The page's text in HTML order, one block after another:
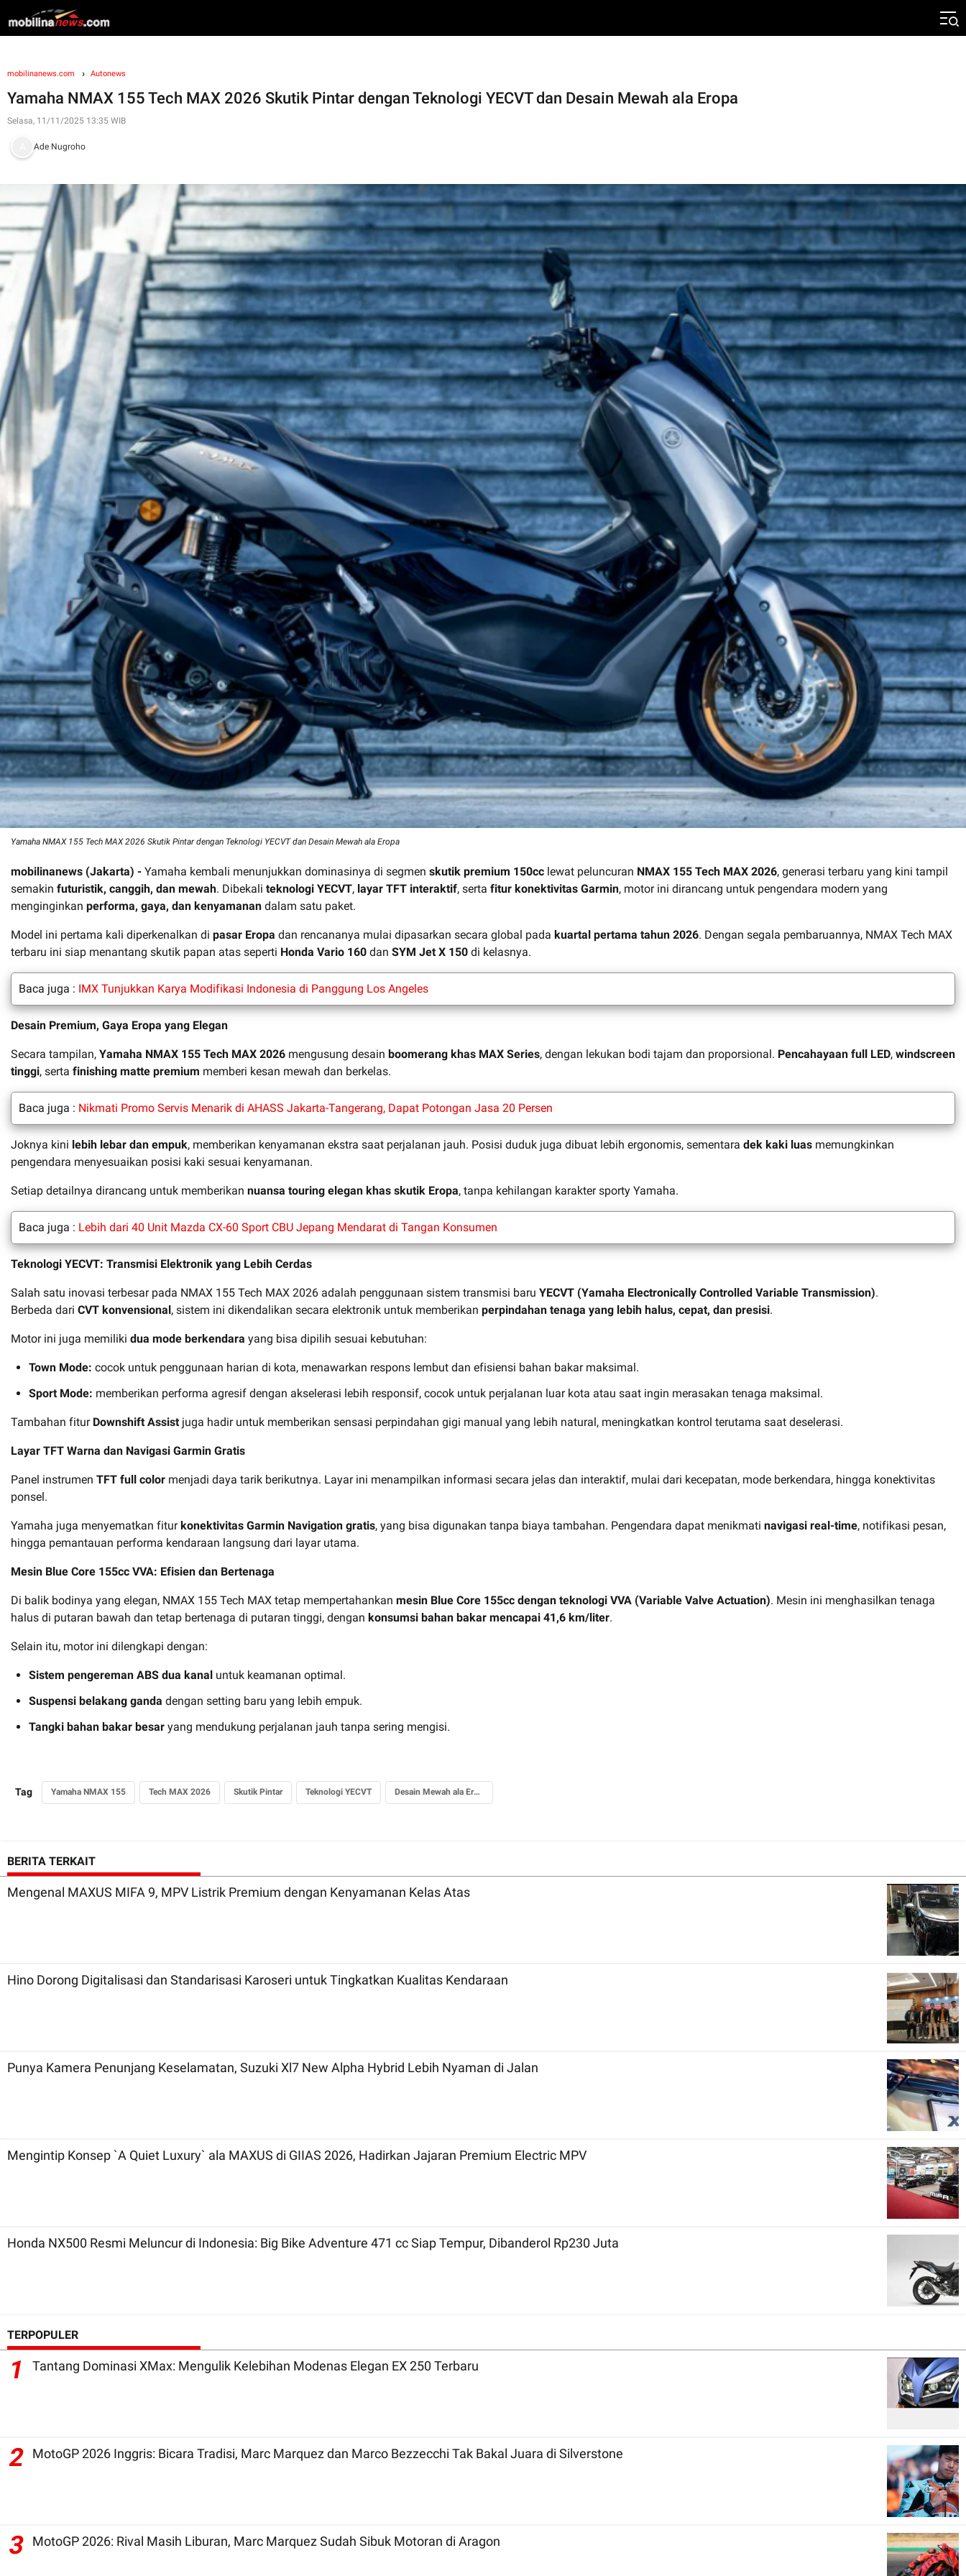
mobilinanews.com Autonews
Yamaha NMAX 155 Tech MAX 2026 Skutik Pintar dengan Teknologi YECVT dan Desain Mewah ala Eropa
Selasa, 11/11/2025 13:35 WIB
Ade Nugroho
Yamaha NMAX 155 Tech MAX 2026 Skutik Pintar dengan Teknologi YECVT dan Desain Mewah ala Eropa
mobilinanews (Jakarta) - Yamaha kembali menunjukkan dominasinya di segmen skutik premium 150cc lewat peluncuran NMAX 155 Tech MAX 2026, generasi terbaru yang kini tampil
semakin futuristik, canggih, dan mewah. Dibekali teknologi YECVT, layar TFT interaktif, serta fitur konektivitas Garmin, motor ini dirancang untuk pengendara modern yang
menginginkan performa, gaya, dan kenyamanan dalam satu paket.
Model ini pertama kali diperkenalkan di pasar Eropa dan rencananya mulai dipasarkan secara global pada kuartal pertama tahun 2026. Dengan segala pembaruannya, NMAX Tech MAX
terbaru ini siap menantang skutik papan atas seperti Honda Vario 160 dan SYM Jet X 150 di kelasnya.
Baca juga : IMX Tunjukkan Karya Modifikasi Indonesia di Panggung Los Angeles
Desain Premium, Gaya Eropa yang Elegan
Secara tampilan, Yamaha NMAX 155 Tech MAX 2026 mengusung desain boomerang khas MAX Series, dengan lekukan bodi tajam dan proporsional. Pencahayaan full LED, windscreen
tinggi, serta finishing matte premium memberi kesan mewah dan berkelas.
Baca juga : Nikmati Promo Servis Menarik di AHASS Jakarta-Tangerang, Dapat Potongan Jasa 20 Persen
Joknya kini lebih lebar dan empuk, memberikan kenyamanan ekstra saat perjalanan jauh. Posisi duduk juga dibuat lebih ergonomis, sementara dek kaki luas memungkinkan
pengendara menyesuaikan posisi kaki sesuai kenyamanan.
Setiap detailnya dirancang untuk memberikan nuansa touring elegan khas skutik Eropa, tanpa kehilangan karakter sporty Yamaha.
Baca juga : Lebih dari 40 Unit Mazda CX-60 Sport CBU Jepang Mendarat di Tangan Konsumen
Teknologi YECVT: Transmisi Elektronik yang Lebih Cerdas
Salah satu inovasi terbesar pada NMAX 155 Tech MAX 2026 adalah penggunaan sistem transmisi baru YECVT (Yamaha Electronically Controlled Variable Transmission).
Berbeda dari CVT konvensional, sistem ini dikendalikan secara elektronik untuk memberikan perpindahan tenaga yang lebih halus, cepat, dan presisi.
Motor ini juga memiliki dua mode berkendara yang bisa dipilih sesuai kebutuhan:
Town Mode: cocok untuk penggunaan harian di kota, menawarkan respons lembut dan efisiensi bahan bakar maksimal.
Sport Mode: memberikan performa agresif dengan akselerasi lebih responsif, cocok untuk perjalanan luar kota atau saat ingin merasakan tenaga maksimal.
Tambahan fitur Downshift Assistjuga hadir untuk memberikan sensasi perpindahan gigi manual yang lebih natural, meningkatkan kontrol terutama saat deselerasi.
Layar TFT Warna dan Navigasi Garmin Gratis
Panel instrumen TFT full color menjadi daya tarik berikutnya. Layar ini menampilkan informasi secara jelas dan interaktif, mulai dari kecepatan, mode berkendara, hingga konektivitas
ponsel.
Yamaha juga menyematkan fiturkonektivitas Garmin Navigation gratis, yang bisa digunakan tanpa biaya tambahan. Pengendara dapat menikmati navigasi real-time, notifikasi pesan,
hingga pemantauan performa kendaraan langsung dari layar utama.
Mesin Blue Core 155cc VVA: Efisien dan Bertenaga
Di balik bodinya yang elegan, NMAX 155 Tech MAX tetap mempertahankan mesin Blue Core 155cc dengan teknologi VVA (Variable Valve Actuation). Mesin ini menghasilkan tenaga
halus di putaran bawah dan tetap bertenaga di putaran tinggi, dengan konsumsi bahan bakar mencapai 41,6 km/liter.
Selain itu, motor ini dilengkapi dengan:
Sistem pengereman ABS dua kanal untuk keamanan optimal.
Suspensi belakang ganda dengan setting baru yang lebih empuk.
Tangki bahan bakar besar yang mendukung perjalanan jauh tanpa sering mengisi.
Tag Yamaha NMAX 155 Tech MAX 2026 Skutik Pintar Teknologi YECVT Desain Mewah ala Eropa
BERITA TERKAIT
Mengenal MAXUS MIFA 9, MPV Listrik Premium dengan Kenyamanan Kelas Atas
Hino Dorong Digitalisasi dan Standarisasi Karoseri untuk Tingkatkan Kualitas Kendaraan
Punya Kamera Penunjang Keselamatan, Suzuki Xl7 New Alpha Hybrid Lebih Nyaman di Jalan
Mengintip Konsep `A Quiet Luxury` ala MAXUS di GIIAS 2026, Hadirkan Jajaran Premium Electric MPV
Honda NX500 Resmi Meluncur di Indonesia: Big Bike Adventure 471 cc Siap Tempur, Dibanderol Rp230 Juta
TERPOPULER
1 Tantang Dominasi XMax: Mengulik Kelebihan Modenas Elegan EX 250 Terbaru
2 MotoGP 2026 Inggris: Bicara Tradisi, Marc Marquez dan Marco Bezzecchi Tak Bakal Juara di Silverstone
3 MotoGP 2026: Rival Masih Liburan, Marc Marquez Sudah Sibuk Motoran di Aragon